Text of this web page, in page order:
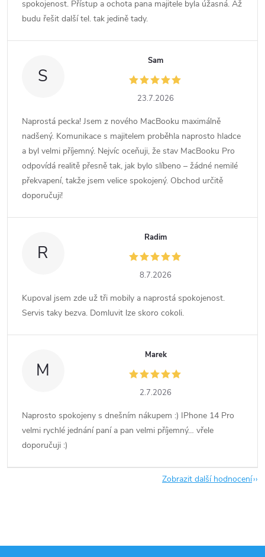
spokojenost. Přístup a ochota pana majitele byla úžasná. Až
budu řešit další tel. tak jedině tady.
S
Sam
23.7.2026
Naprostá pecka! Jsem z nového MacBooku maximálně
nadšený. Komunikace s majitelem proběhla naprosto hladce
a byl velmi příjemný. Nejvíc oceňuji, že stav MacBooku Pro
odpovídá realitě přesně tak, jak bylo slíbeno – žádné nemilé
překvapení, takže jsem velice spokojený. Obchod určitě
doporučuji!
R
Radim
8.7.2026
Kupoval jsem zde už tři mobily a naprostá spokojenost.
Servis taky bezva. Domluvit lze skoro cokoli.
M
Marek
2.7.2026
Naprosto spokojeny s dnešním nákupem :) IPhone 14 Pro
velmi rychlé jednání paní a pan velmi příjemný… vřele
doporučuji :)
Zobrazit další hodnocení